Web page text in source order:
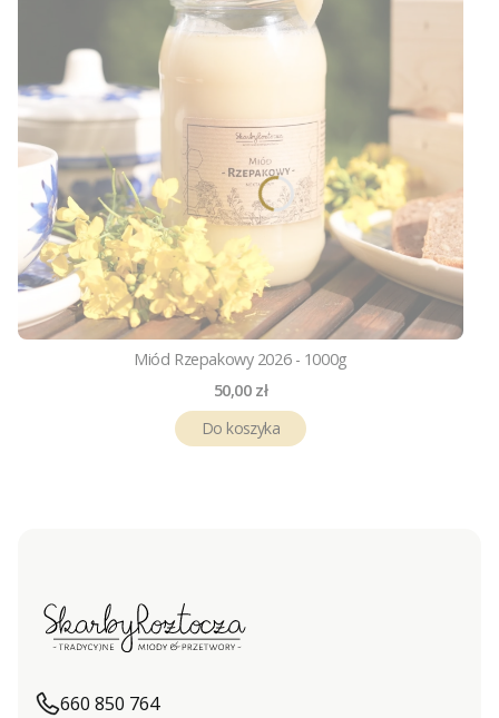
Miód Rzepakowy 2026 - 1000g
Cena
50,00 zł
Do koszyka
660 850 764